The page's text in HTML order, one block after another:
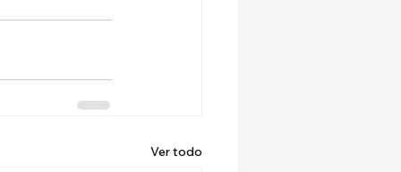
Ver todo